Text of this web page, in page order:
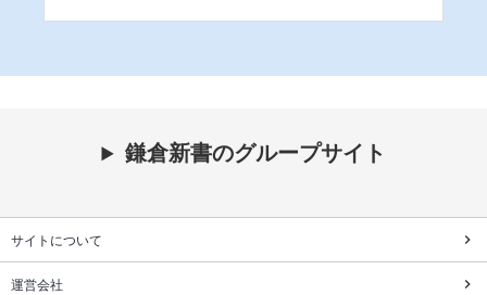
鎌倉新書のグループサイト
サイトについて
運営会社